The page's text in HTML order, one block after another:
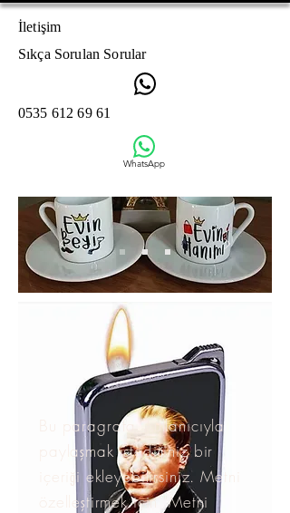
WhatsApp
İletişim
Sıkça Sorulan Sorular
0535 612 69 61
Bu paragrafa, kullanıcıyla
paylaşmak istediğiniz bir
içeriği ekleyebilirsiniz. Metni
özelleştirmek için "Metni